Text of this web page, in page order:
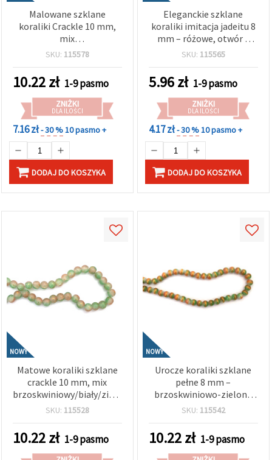
Malowane szklane
koraliki Crackle 10 mm,
mix
brzoskwiniowy/szary/brązowy
złota, otwór 1 mm, ok. 85
szt. – do biżuterii i
rękodzieła
SKU: 115578
10.22zł 1-9 pasmo
ZNIŻKI
DLA ILOŚCI
7.16 zł- 30 %10 pasmo +
DODAJ DO KOSZYKA
Eleganckie szklane
koraliki imitacja jadeitu 8
mm – różowe, otwór 1
mm, sznur ok. 105 szt. –
delikatnej biżuterii i
romantycznych rękodzieł
DIY
SKU: 115565
5.96zł 1-9 pasmo
ZNIŻKI
DLA ILOŚCI
4.17 zł- 30 %10 pasmo +
DODAJ DO KOSZYKA
NOWY
Matowe koraliki szklane
crackle 10 mm, mix
brzoskwiniowy/biały/zielony
z akcentem w kolorze
85 szt. – do biżuterii i
rękodzieła
SKU: 115528
10.22zł 1-9 pasmo
NOWY
Urocze koraliki szklane
pełne 8 mm –
brzoskwiniowo-zielone
ze złotym kolorem
sznur ok. 105 szt. (mix) –
idealne do tworzenia
świeżej, eleganckiej
SKU: 115542
10.22zł 1-9 pasmo